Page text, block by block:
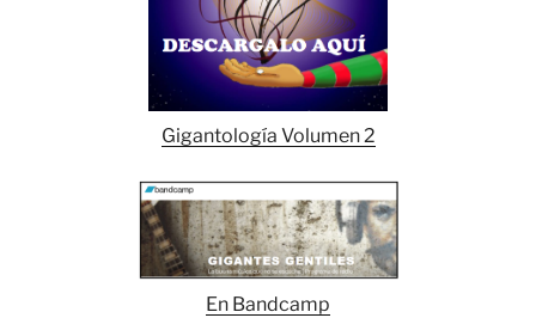
Gigantología Volumen 2
En Bandcamp